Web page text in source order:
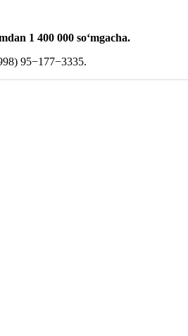
1 400 000 soʻmgacha.
95−177−3335.